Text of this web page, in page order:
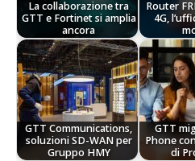
La collaborazione tra
GTT e Fortinet si amplia
ancora
Router
4G,
GTT Communications,
soluzioni SD-WAN per
Gruppo HMY
GTT
Phone
di